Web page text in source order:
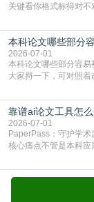
关键看你格式标得对
独占一行，每条文献
7714（作者、题名、
成功后通常把这段标为
本科论文哪些部分
2026-07-01
本科论文哪些部分容易被查重标红？ 本科论文查重
大家捋一下，可对照着
乎一模一样的话，你
一抓一个准，整段飘红
用问卷调查法““运用
靠谱ai论文工具怎
2026-07-01
PaperPass：守护学
核心痛点不管是本科应
自己逐句读逐句改，
率超标，再返工太折
决。靠谱的ai论文工